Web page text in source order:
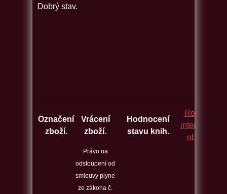
Dobrý stav.
Označení
zboží.
Vrácení
zboží.
Hodnocení
stavu knih.
Rozcestník
obchodů.
Právo na
odstoupení od
smlouvy plyne
ze zákona č.